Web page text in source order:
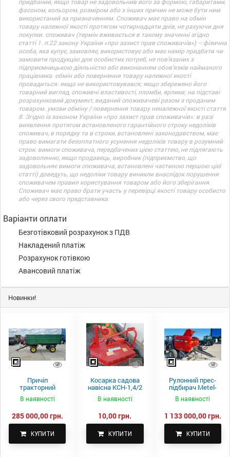
фасоном, кольором, розміром або з інших причин не може бути ним
використаний за призначенням. Споживач має право на обмін
товару належної якості протягом чотирнадцяти днів, не рахуючи дня
покупки. споживач (термін вживається в такому значенні згідно
статті 1. п.22 закону України «про захист прав споживачів») – фізична
особа, яка купує, замовляє, використовує або має намір придбати чи
замовити продукцію для особистих потреб, не пов’язаних з
підприємницькою діяльністю або виконанням обов’язків найманого
працівника. обмін або повернення товару належної якості
провадиться: якщо не використовувався; якщо збережено його
товарний вигляд, споживчі властивості, пломби, ярлики; на підставі
розрахунковий документ, виданий споживачеві разом з проданим
товаром. умови обміну / повернення товару неналежної якості стаття
8. Згідно із законом України «про захист прав споживачів»: в разі
виявлення протягом встановленого гарантійного строку недоліків
споживач, в порядку та в строки, встановлені законодавством, має
право вимагати безоплатного усунення недоліків товару в розумний
строк. вимоги споживача, передбачених цією статтею, не підлягають
задоволенню, якщо продавець, виробник (підприємство, що
задовольняє вимоги споживача, встановлені частиною першою цієї
статті) доведуть, що недоліки товару виникли внаслідок порушення
споживачем правил користування товаром або його зберігання.
Споживач має право брати участь у перевірці якості товару особисто
або через свого представника.
Варіанти оплати
Безготівковий розрахунок з ПДВ
Накладений платіж
Розрахунок готівкою
Авансовий платіж
Новинки!
Причіп
тракторний
самоскидний
Spike 2 ПТС-4
В наявності
285 000,00 грн.
КУПИТИ
Косарка садова
навісна КСН-1,4/2
В наявності
10,00 грн.
КУПИТИ
Рулонний прес-
підбирач Metel-
Fach Z 587
В наявності
1 133 000,00 грн.
КУПИТИ